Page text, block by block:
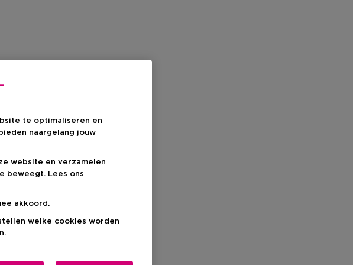
te optimaliseren en
naargelang jouw
website en verzamelen
beweegt. Lees ons
akkoord.
welke cookies worden